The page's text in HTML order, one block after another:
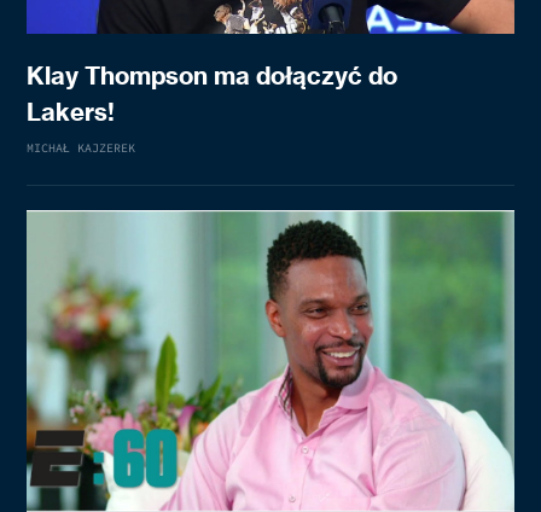
Klay Thompson ma dołączyć do
Lakers!
MICHAŁ KAJZEREK